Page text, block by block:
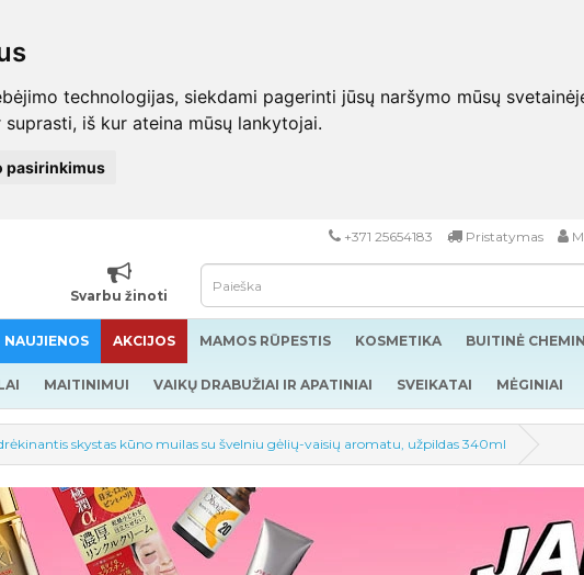
technologijas, siekdami pagerinti jūsų naršymo mūsų
iš kur ateina mūsų lankytojai.
pasirinkimus
+371 25654183 Pristatymas
Svarbu žinoti
NAUJIENOS AKCIJOS MAMOS RŪPESTIS KOSMETIKA BUITINĖ
MAITINIMUI VAIKŲ DRABUŽIAI IR APATINIAI SVEIKATAI MĖGINIAI
skystas kūno muilas su švelniu gėlių-vaisių aromatu, užpildas 340ml